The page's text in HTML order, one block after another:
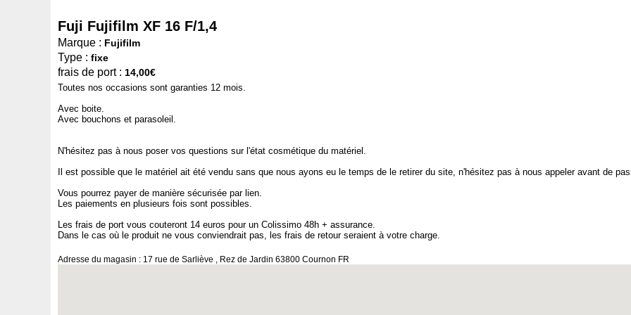
Fuji Fujifilm XF 16 F/1,4
Marque : Fujifilm
Type : fixe
frais de port : 14,00€
Toutes nos occasions sont garanties 12 mois.
Avec boite.
Avec bouchons et parasoleil.
N'hésitez pas à nous poser vos questions sur l'état cosmétique du matériel.
Il est possible que le matériel ait été vendu sans que nous ayons eu le temps de le retirer du site, n'hésitez pas à nous appeler avant de
Vous pourrez payer de manière sécurisée par lien.
Les paiements en plusieurs fois sont possibles.
Les frais de port vous couteront 14 euros pour un Colissimo 48h + assurance.
Dans le cas où le produit ne vous conviendrait pas, les frais de retour seraient à votre charge.
Adresse du magasin : 17 rue de Sarliève , Rez de Jardin 63800 Cournon FR